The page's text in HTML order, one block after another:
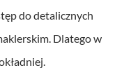
do detalicznych
Dlatego w